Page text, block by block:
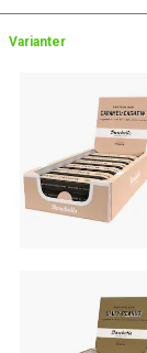
Varianter